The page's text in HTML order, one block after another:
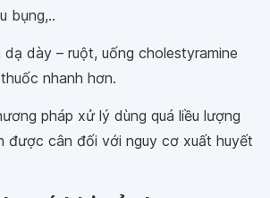
bụng,..
dày – ruột, uống cholestyramine
nhanh hơn.
pháp xử lý dùng quá liều lượng
được cân đối với nguy cơ xuất huyết